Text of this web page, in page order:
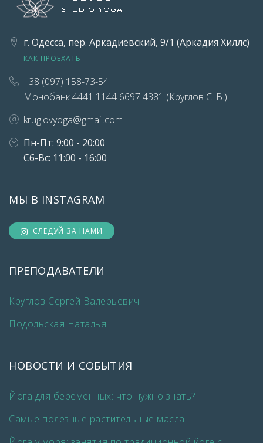
г. Одесса, пер. Аркадиевский, 9/1 (Аркадия Хиллс)
КАК ПРОЕХАТЬ
+38 (097) 158-73-54
Монобанк 4441 1144 6697 4381 (Круглов С. В.)
kruglovyoga@gmail.com
Пн-Пт: 9:00 - 20:00
Сб-Вс: 11:00 - 16:00
МЫ В INSTAGRAM
СЛЕДУЙ ЗА НАМИ
ПРЕПОДАВАТЕЛИ
Круглов Сергей Валерьевич
Подольская Наталья
НОВОСТИ И СОБЫТИЯ
Йога для беременных: что нужно знать?
Самые полезные растительные масла